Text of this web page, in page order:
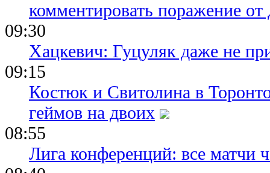
комментировать поражение
09:30
Хацкевич: Гуцуляк даже не
09:15
Костюк и Свитолина в
геймов на двоих
08:55
Лига конференций: все матчи